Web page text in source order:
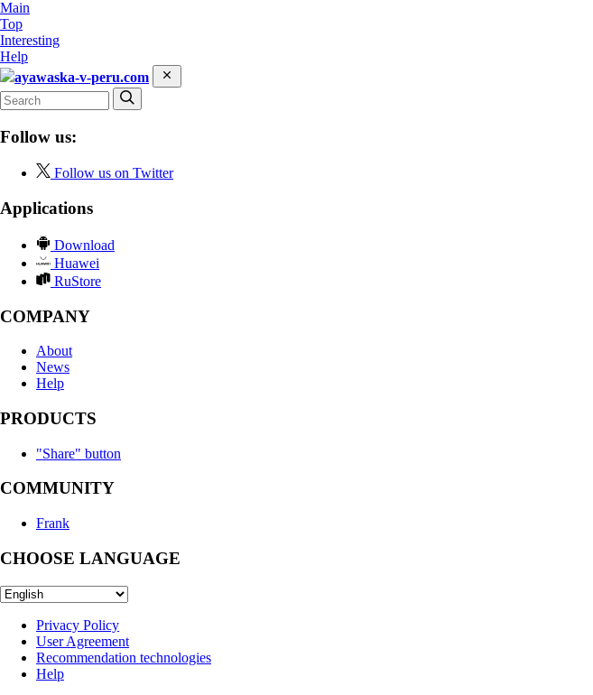
Main
Top
Interesting
Help
ayawaska-v-peru.com
Follow us:
Follow us on Twitter
Applications
Download
Huawei
RuStore
COMPANY
About
News
Help
PRODUCTS
"Share" button
COMMUNITY
Frank
CHOOSE LANGUAGE
Privacy Policy
User Agreement
Recommendation technologies
Help